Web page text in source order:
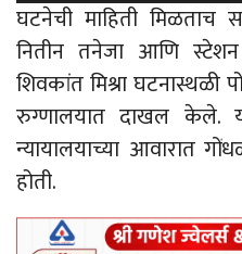
घटनेची माहिती
नितीन तनेजा आणि
शिवकांत मिश्रा घटनास्थळी
रुग्णालयात दाखल केले.
न्यायालयाच्या आवारात
होती.